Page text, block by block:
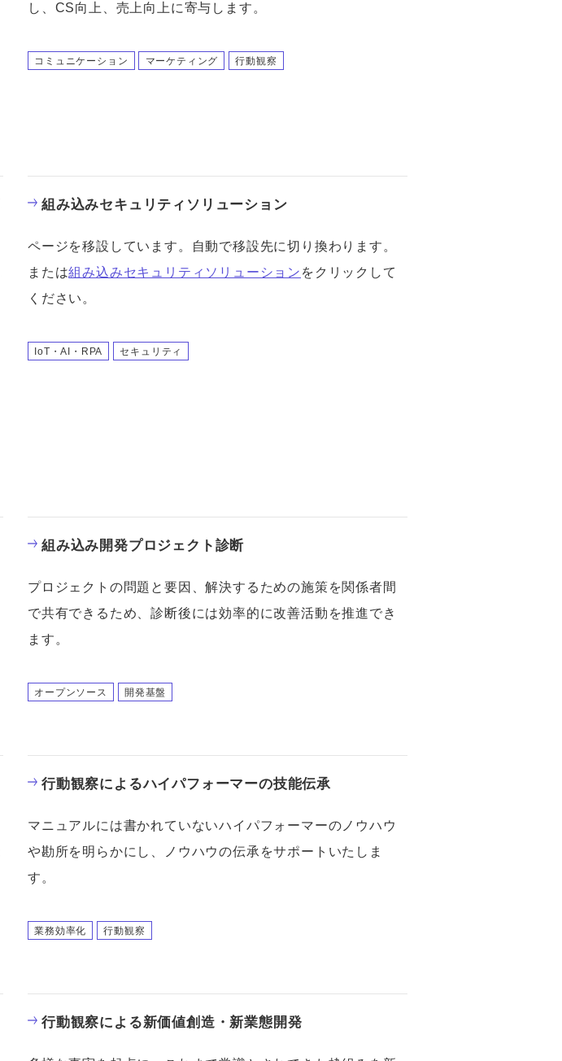
し、CS向上、売上向上に寄与します。
コミュニケーション マーケティング 行動観察
組み込みセキュリティソリューション
ページを移設しています。自動で移設先に切り換わります。
または組み込みセキュリティソリューション をクリックして
ください。
IoT・AI・RPA セキュリティ
組み込み開発プロジェクト診断
プロジェクトの問題と要因、解決するための施策を関係者間
で共有できるため、診断後には効率的に改善活動を推進でき
ます。
オープンソース 開発基盤
行動観察によるハイパフォーマーの技能伝承
マニュアルには書かれていないハイパフォーマーのノウハウ
や勘所を明らかにし、ノウハウの伝承をサポートいたしま
す。
業務効率化 行動観察
行動観察による新価値創造・新業態開発